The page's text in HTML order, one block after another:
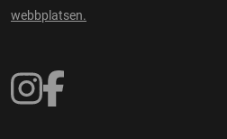
webbplatsen.